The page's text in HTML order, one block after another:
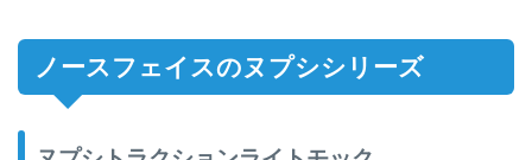
ノースフェイスのヌプシシリーズ